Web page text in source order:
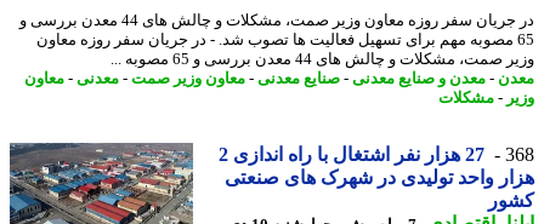
در جریان سفر روزه معاون وزیر صمت، مشکلات و چالش های 44 معدن بررسی و
مصوبه مهم برای تسهیل فعالیت ها تصوب شد. - در جریان سفر روزه معاون
مشکلات و چالش های 44 معدن بررسی و 65 مصوبه ...
-معدن و صنایع معدنی-صنایع معدنی-معاون وزیر صمت-معدنی-معاون
- مشکلات
27 هزار نفر اشتغال با راه اندازی 2
واحد تولیدی در شهرک های صنعتی